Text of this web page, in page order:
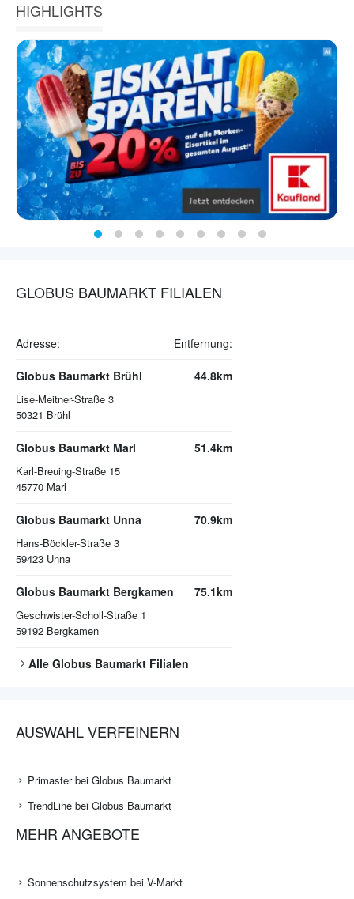
HIGHLIGHTS
GLOBUS BAUMARKT FILIALEN
Adresse: Entfernung:
Globus Baumarkt Brühl
Lise-Meitner-Straße 3
50321 Brühl
44.8km
Globus Baumarkt Marl
Karl-Breuing-Straße 15
45770 Marl
51.4km
Globus Baumarkt Unna
Hans-Böckler-Straße 3
59423 Unna
70.9km
Globus Baumarkt Bergkamen
Geschwister-Scholl-Straße 1
59192 Bergkamen
75.1km
Alle Globus Baumarkt Filialen
AUSWAHL VERFEINERN
Primaster bei Globus Baumarkt
TrendLine bei Globus Baumarkt
MEHR ANGEBOTE
Sonnenschutzsystem bei V-Markt